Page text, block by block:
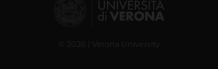
© 2026 | Verona University